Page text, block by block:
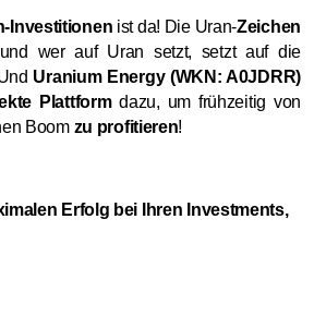
Investitionen ist da! Die Uran-Zeichen
wer auf Uran setzt, setzt auf die
Uranium Energy (WKN: A0JDRR)
Plattformdazu, um frühzeitig von
Boom zu profitieren!
Erfolg bei Ihren Investments,